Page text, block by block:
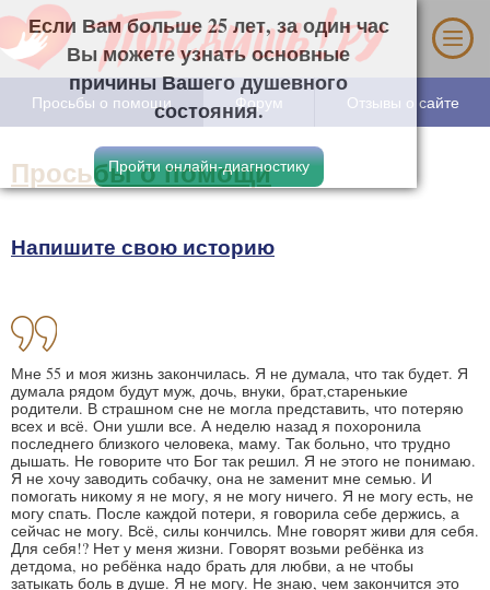
Если Вам больше 25 лет, за один час Вы
можете узнать основные причины Вашего
душевного состояния.
Просьбы о помощи Форум Отзывы о сайте
Просьбы о помощи
Напишите свою историю
Мне 55 и моя жизнь закончилась. Я не думала, что так будет. Я
думала рядом будут муж, дочь, внуки, брат,старенькие
родители. В страшном сне не могла представить, что потеряю
всех и всё. Они ушли все. А неделю назад я похоронила
последнего близкого человека, маму. Так больно, что трудно
дышать. Не говорите что Бог так решил. Я не этого не понимаю.
Я не хочу заводить собачку, она не заменит мне семью. И
помогать никому я не могу, я не могу ничего. Я не могу есть, не
могу спать. После каждой потери, я говорила себе держись, а
сейчас не могу. Всё, силы кончилсь. Мне говорят живи для себя.
Для себя!? Нет у меня жизни. Говорят возьми ребёнка из
детдома, но ребёнка надо брать для любви, а не чтобы
затыкать боль в душе. Я не могу. Не знаю, чем закончится это